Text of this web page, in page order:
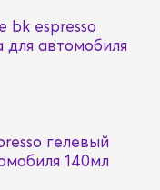
bk espresso
для автомобиля
гелевый
140мл